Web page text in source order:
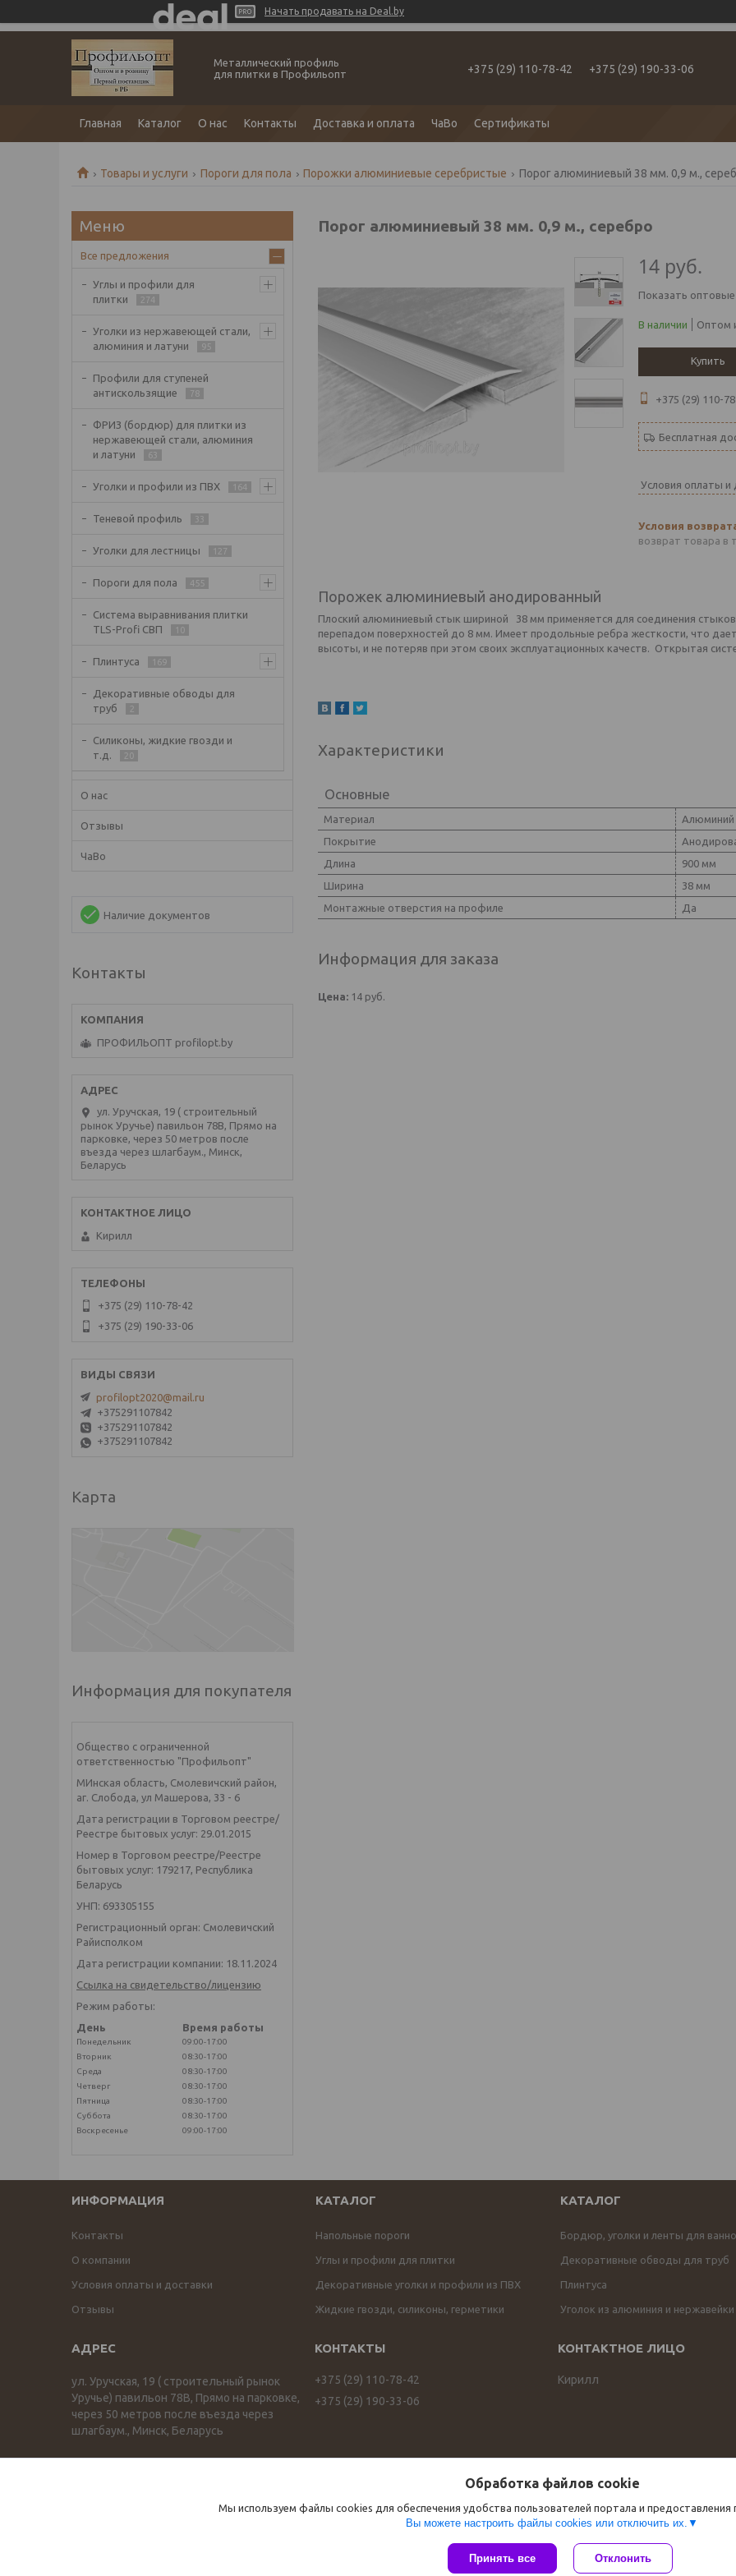
Начать продавать на Deal.by
Металлический профиль
для плитки в Профильопт
+375 (29) 110-78-42 +375 (29) 190-33-06
Главная Каталог О нас Контакты Доставка и оплата ЧаВо Сертификаты
Товары и услуги Пороги для пола Порожки алюминиевые серебристые Порог алюминиевый 38 мм. 0,9 м.,
Порог алюминиевый 38 мм. 0,9 м., серебро
14 руб.
Показать
В наличии Оптом
Купить
+375 (29) 110-
Бесплатная
Условия оплаты и
возврат товара в
Порожек алюминиевый анодированный
Плоский алюминиевый стык шириной 38 мм применяется для соединения
перепадом поверхностей до 8 мм. Имеет продольные ребра жесткости, что
высоты, и не потеряв при этом своих эксплуатационных качеств. Открытая
Характеристики
Основные
Материал
Алюминий
Покрытие
Длина
900 мм
Ширина
38 мм
Монтажные отверстия на профиле
Да
Информация для заказа
Цена: 14 руб.
Все предложения
Углы и профили для
плитки
274
Уголки из нержавеющей стали,
алюминия и латуни
95
Профили для ступеней
антискользящие
78
ФРИЗ (бордюр) для плитки из
нержавеющей стали, алюминия
и латуни
63
Уголки и профили из ПВХ 164
Теневой профиль 33
Уголки для лестницы 127
Пороги для пола 455
Система выравнивания плитки
TLS-Profi СВП
10
Плинтуса 169
Декоративные обводы для
труб
2
Силиконы, жидкие гвозди и
т.д.
20
О нас
Отзывы
ЧаВо
Наличие документов
Контакты
ПРОФИЛЬОПТ profilopt.by
ул. Уручская, 19 ( строительный
рынок Уручье) павильон 78В, Прямо на
парковке, через 50 метров после
въезда через шлагбаум., Минск,
Беларусь
Кирилл
+375 (29) 110-78-42
+375 (29) 190-33-06
profilopt2020@mail.ru
+375291107842
+375291107842
+375291107842
Карта
Информация для покупателя
Общество с ограниченной
ответственностью "Профильопт"
МИнская область, Смолевичский район,
аг. Слобода, ул Машерова, 33 - 6
Дата регистрации в Торговом реестре/
Реестре бытовых услуг: 29.01.2015
Номер в Торговом реестре/Реестре
бытовых услуг: 179217, Республика
Беларусь
УНП: 693305155
Регистрационный орган: Смолевичский
Райисполком
Дата регистрации компании: 18.11.2024
Ссылка на свидетельство/лицензию
Режим работы:
День
Время работы
Понедельник
09:00-17:00
Вторник
08:30-17:00
Среда
08:30-17:00
Четверг
08:30-17:00
Пятница
08:30-17:00
Суббота
08:30-17:00
Воскресенье
09:00-17:00
ИНФОРМАЦИЯ
Контакты
О компании
Условия оплаты и доставки
Отзывы
КАТАЛОГ
Напольные пороги
Углы и профили для плитки
Декоративные уголки и профили из ПВХ
Жидкие гвозди, силиконы, герметики
КАТАЛОГ
Бордюр, уголки и ленты для
Декоративные обводы для труб
Плинтуса
Уголок из алюминия и нержавейки
ул. Уручская, 19 ( строительный рынок
Уручье) павильон 78В, Прямо на парковке,
через 50 метров после въезда через
шлагбаум., Минск, Беларусь
+375 (29) 110-78-42
+375 (29) 190-33-06
Кирилл
Сайт создан на платформе Deal.by
Политика обработки файлов cookies
Обработка файлов cookie
Мы используем файлы cookies для обеспечения удобства пользователей портала и
Вы можете настроить файлы cookies или отключить их.
Принять все Отклонить